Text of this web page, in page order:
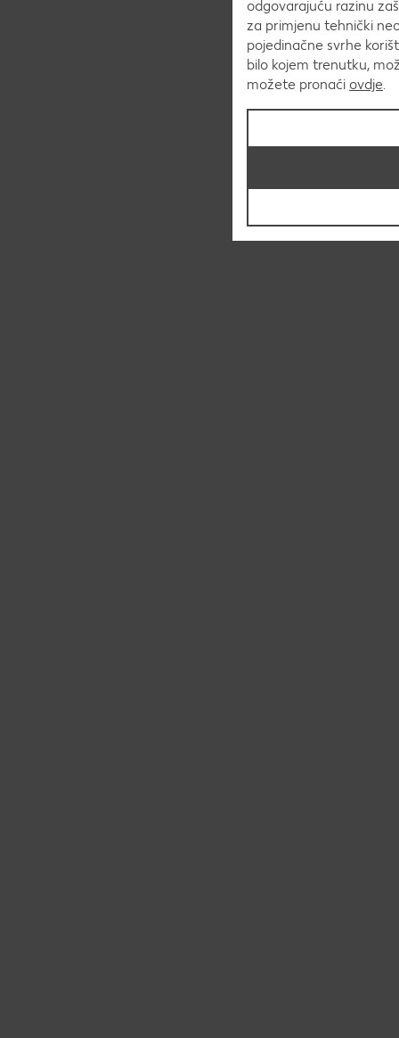
odgovarajuću razinu
za primjenu tehnički
pojedinačne svrhe
bilo kojem trenutku,
možete pronaći ovdje.